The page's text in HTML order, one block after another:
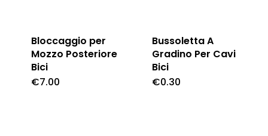
Bloccaggio per
Mozzo Posteriore
Bici
€7.00
Bussoletta A
Gradino Per Cavi
Bici
€0.30